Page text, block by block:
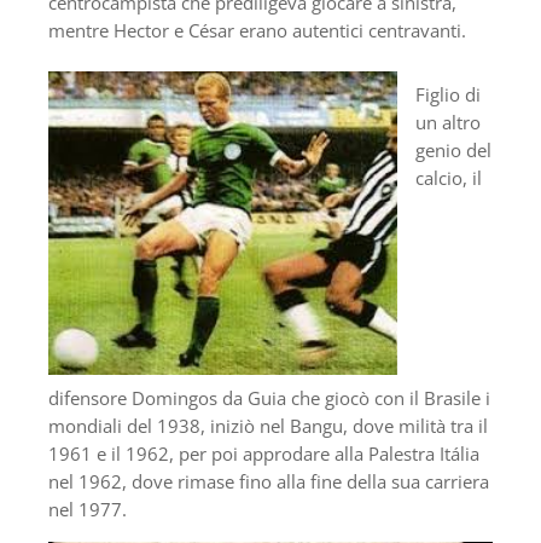
mentre Hector e César erano autentici centravanti.
Figlio di
un altro
genio del
calcio, il
difensore Domingos da Guia che giocò con il Brasile i
mondiali del 1938, iniziò nel Bangu, dove milità tra il
1961 e il 1962, per poi approdare alla Palestra Itália
nel 1962, dove rimase fino alla fine della sua carriera
nel 1977.